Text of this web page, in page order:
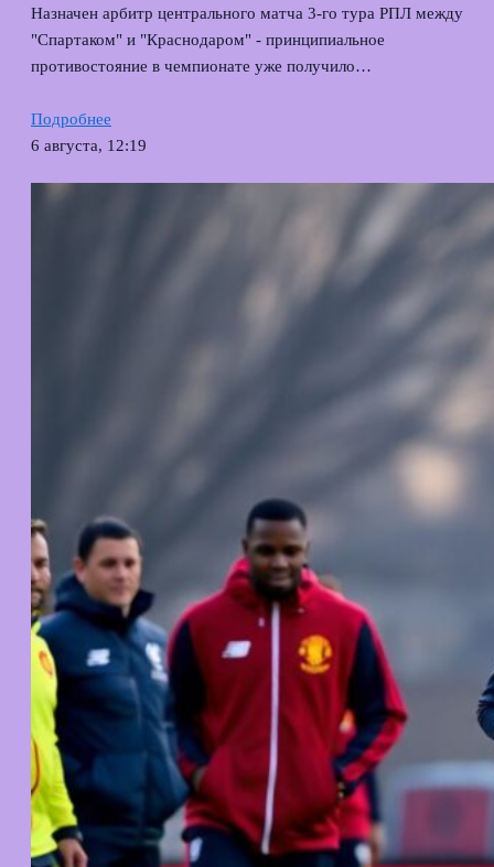
Назначен арбитр центрального матча 3-го тура РПЛ между
"Спартаком" и "Краснодаром" - принципиальное
противостояние в чемпионате уже получило…
Подробнее
6 августа, 12:19